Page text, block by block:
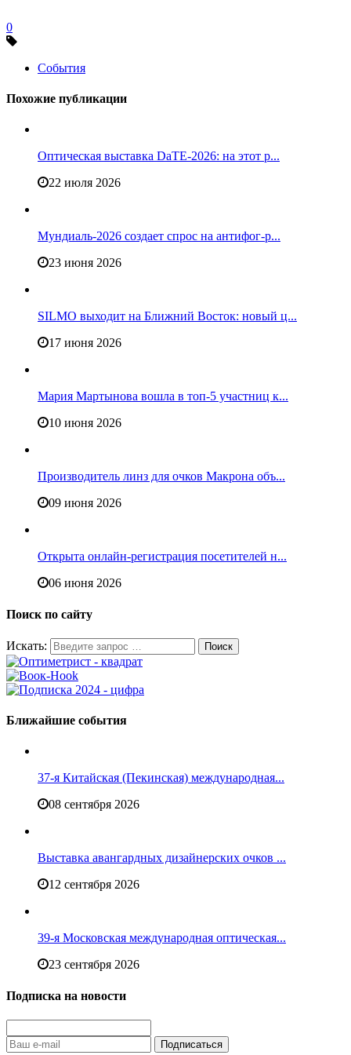
0
События
Похожие публикации
Оптическая выставка DaTE-2026: на этот р...
22 июля 2026
Мундиаль-2026 создает спрос на антифог-р...
23 июня 2026
SILMO выходит на Ближний Восток: новый ц...
17 июня 2026
Мария Мартынова вошла в топ-5 участниц к...
10 июня 2026
Производитель линз для очков Макрона объ...
09 июня 2026
Открыта онлайн-регистрация посетителей н...
06 июня 2026
Поиск по сайту
Искать:
Ближайшие события
37-я Китайская (Пекинская) международная...
08 сентября 2026
Выставка авангардных дизайнерских очков ...
12 сентября 2026
39-я Московская международная оптическая...
23 сентября 2026
Подписка на новости
Подписаться